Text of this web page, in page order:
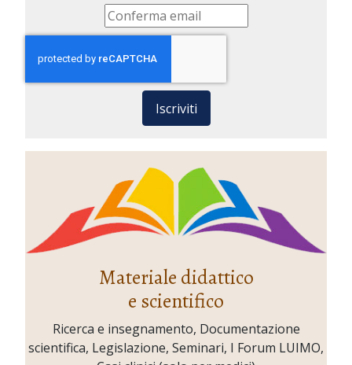
Iscriviti
Materiale didattico
e scientifico
Ricerca e insegnamento, Documentazione
scientifica, Legislazione, Seminari, I Forum LUIMO,